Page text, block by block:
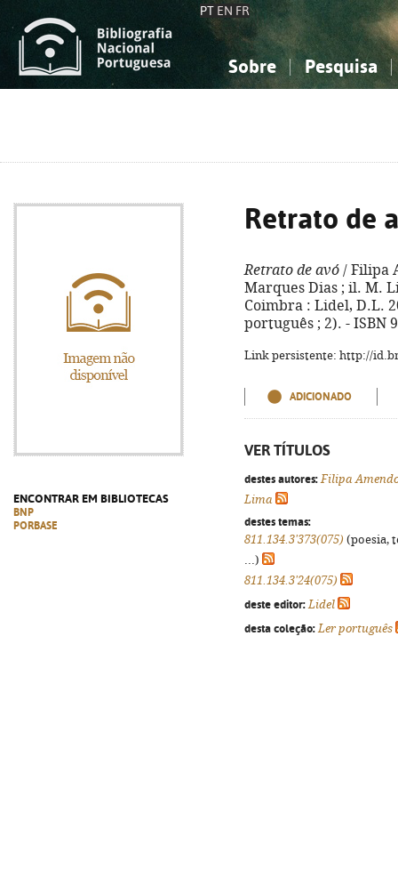
PT EN FR
Sobre Pesquisa
ENCONTRAR EM BIBLIOTECAS
BNP
PORBASE
Retrato de
Retrato de avó / Filipa
Marques Dias ; il. M.
Coimbra : Lidel, D.L.
português ; 2). - ISBN
Link persistente: http://
ADICIONADO
VER TÍTULOS
destes autores: Filipa
Lima
destes temas:
811.134.3'373(075) (poesia,
...)
811.134.3'24(075)
deste editor: Lidel
desta coleção: Ler português